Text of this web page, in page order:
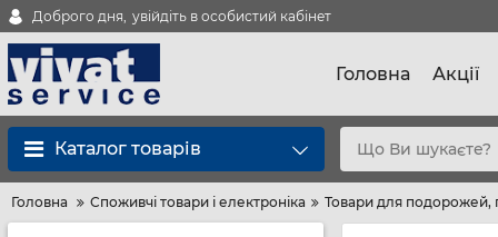
Доброго дня, увійдіть в особистий кабінет
Головна Акції
Каталог товарів
Головна Споживчі товари і електроніка Товари для подорожей,